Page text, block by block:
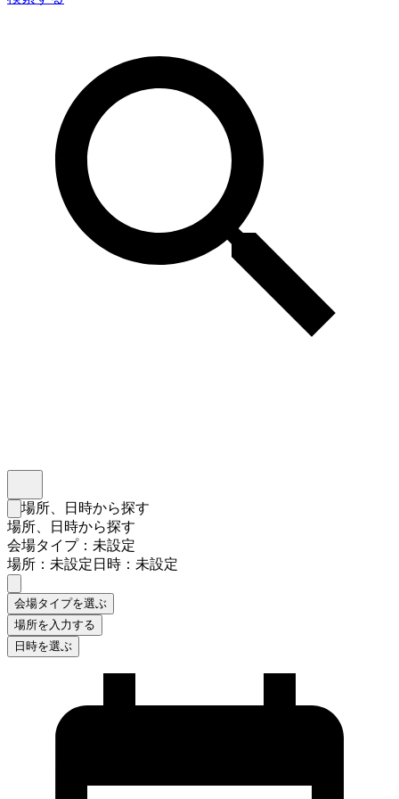
検索フォームを閉じる
場所、日時から探す
場所、日時から探す
会場タイプ：未設定
場所：未設定日時：未設定
会場タイプを選ぶ
場所を入力する
日時を選ぶ